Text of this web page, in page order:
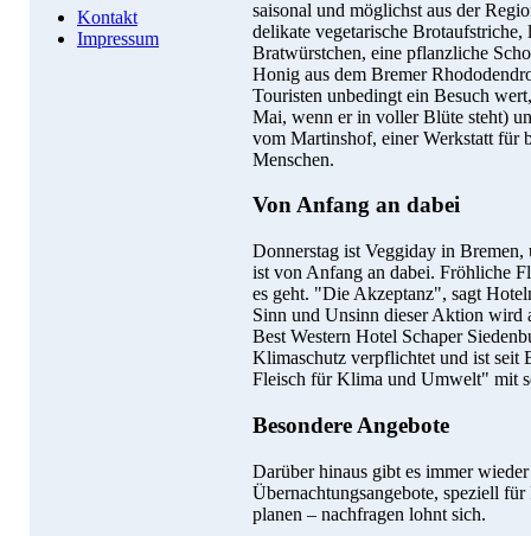
Kontakt
Impressum
saisonal und möglichst aus der
delikate vegetarische Brotaufstriche,
Bratwürstchen, eine pflanzliche
Honig aus dem Bremer
Touristen unbedingt ein Besuch
Mai, wenn er in voller Blüte steht)
vom Martinshof, einer Werkstatt für
Menschen.
Von Anfang an dabei
Donnerstag ist Veggiday in
ist von Anfang an dabei. Fröhliche
es geht. "Die Akzeptanz", sagt
Sinn und Unsinn dieser Aktion wird
Best Western Hotel Schaper
Klimaschutz verpflichtet und ist seit
Fleisch für Klima und Umwelt" mit
Besondere Angebote
Darüber hinaus gibt es immer
Übernachtungsangebote, speziell
planen – nachfragen lohnt sich.